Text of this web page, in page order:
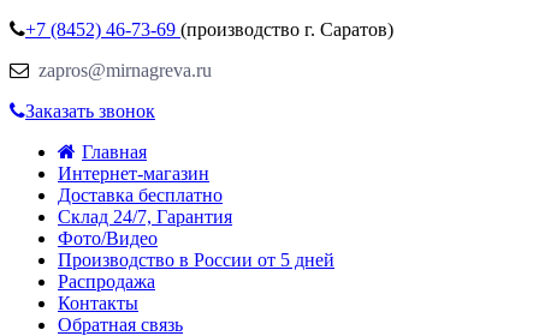
+7 (8452) 46-73-69 (производство г. Саратов)
zapros@mirnagreva.ru
Заказать звонок
Главная
Интернет-магазин
Доставка бесплатно
Склад 24/7, Гарантия
Фото/Видео
Производство в России от 5 дней
Распродажа
Контакты
Обратная связь